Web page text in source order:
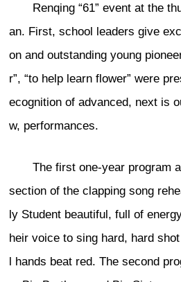
Renqing “61” event at the
an. First, school leaders give
on and outstanding young
r”, “to help learn flower” were
ecognition of advanced, next is
w, performances.
The first one-year program
section of the clapping song
ly Student beautiful, full of
heir voice to sing hard, hard
l hands beat red. The second